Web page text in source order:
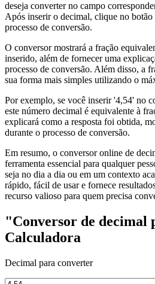
deseja converter no campo
Após inserir o decimal, clique no
processo de conversão.
O conversor mostrará a fração
inserido, além de fornecer uma
processo de conversão. Além disso, a
sua forma mais simples utilizando o
Por exemplo, se você inserir '4,54' no
este número decimal é equivalente à
explicará como a resposta foi obtida,
durante o processo de conversão.
Em resumo, o conversor online de
ferramenta essencial para qualquer
seja no dia a dia ou em um contexto
rápido, fácil de usar e fornece
recurso valioso para quem precisa
"Conversor de decimal
Calculadora
Decimal para converter